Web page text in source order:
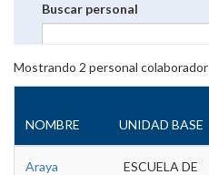
Buscar personal
Mostrando 2 personal colaborador
NOMBRE UNIDAD BASE
Araya
ESCUELA DE